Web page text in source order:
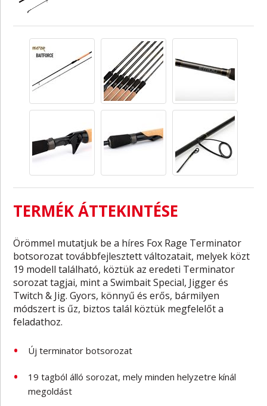
TERMÉK ÁTTEKINTÉSE
Örömmel mutatjuk be a híres Fox Rage Terminator
botsorozat továbbfejlesztett változatait, melyek közt
19 modell található, köztük az eredeti Terminator
sorozat tagjai, mint a Swimbait Special, Jigger és
Twitch & Jig. Gyors, könnyű és erős, bármilyen
módszert is űz, biztos talál köztük megfelelőt a
feladathoz.
Új terminator botsorozat
19 tagból álló sorozat, mely minden helyzetre kínál
megoldást